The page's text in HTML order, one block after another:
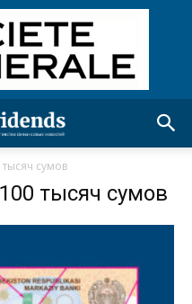
сумов
тысяч сумов